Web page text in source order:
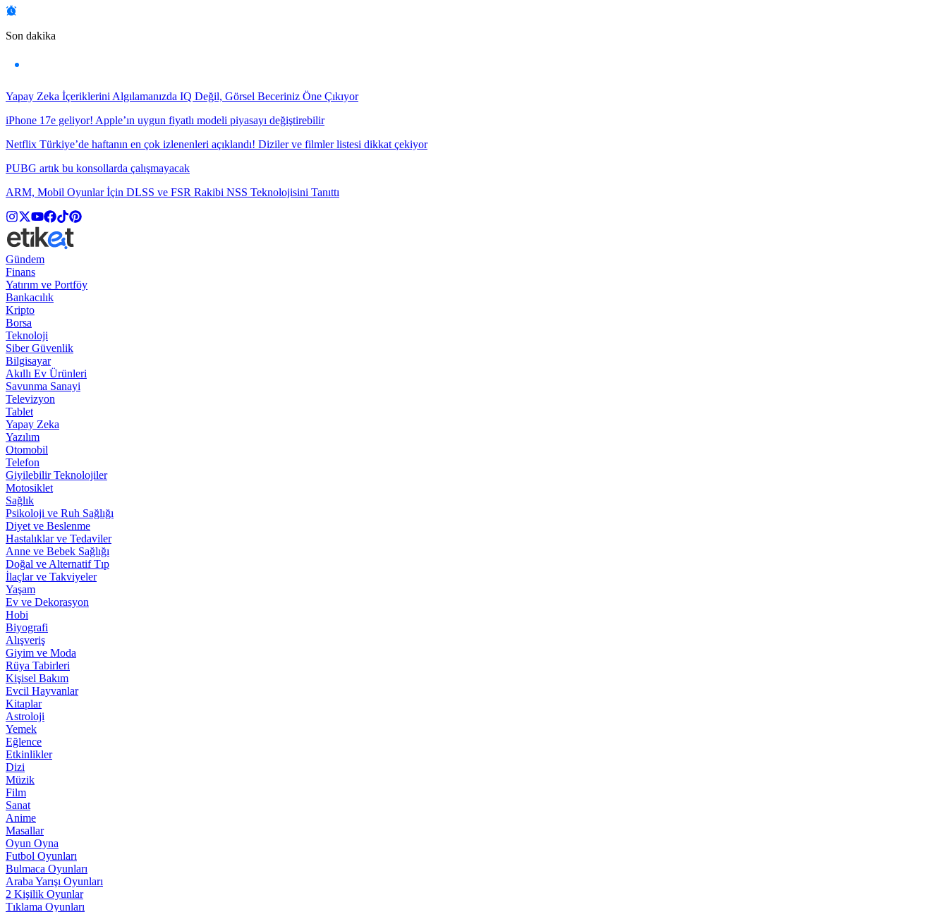
Son dakika
Yapay Zeka İçeriklerini Algılamanızda IQ Değil, Görsel Beceriniz Öne Çıkıyor
iPhone 17e geliyor! Apple’ın uygun fiyatlı modeli piyasayı değiştirebilir
Netflix Türkiye’de haftanın en çok izlenenleri açıklandı! Diziler ve filmler listesi dikkat çekiyor
PUBG artık bu konsollarda çalışmayacak
ARM, Mobil Oyunlar İçin DLSS ve FSR Rakibi NSS Teknolojisini Tanıttı
Gündem
Finans
Yatırım ve Portföy
Bankacılık
Kripto
Borsa
Teknoloji
Siber Güvenlik
Bilgisayar
Akıllı Ev Ürünleri
Savunma Sanayi
Televizyon
Tablet
Yapay Zeka
Yazılım
Otomobil
Telefon
Giyilebilir Teknolojiler
Motosiklet
Sağlık
Psikoloji ve Ruh Sağlığı
Diyet ve Beslenme
Hastalıklar ve Tedaviler
Anne ve Bebek Sağlığı
Doğal ve Alternatif Tıp
İlaçlar ve Takviyeler
Yaşam
Ev ve Dekorasyon
Hobi
Biyografi
Alışveriş
Giyim ve Moda
Rüya Tabirleri
Kişisel Bakım
Evcil Hayvanlar
Kitaplar
Astroloji
Yemek
Eğlence
Etkinlikler
Dizi
Müzik
Film
Sanat
Anime
Masallar
Oyun Oyna
Futbol Oyunları
Bulmaca Oyunları
Araba Yarışı Oyunları
2 Kişilik Oyunlar
Tıklama Oyunları